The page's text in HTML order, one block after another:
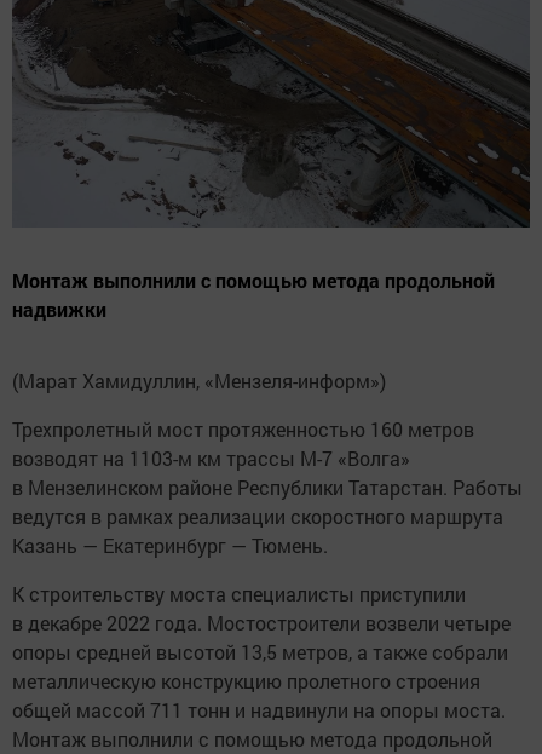
Монтаж выполнили с помощью метода продольной
надвижки
(Марат Хамидуллин, «Мензеля-информ»)
Трехпролетный мост протяженностью 160 метров
возводят на 1103-м км трассы М-7 «Волга»
в Мензелинском районе Республики Татарстан. Работы
ведутся в рамках реализации скоростного маршрута
Казань — Екатеринбург — Тюмень.
К строительству моста специалисты приступили
в декабре 2022 года. Мостостроители возвели четыре
опоры средней высотой 13,5 метров, а также собрали
металлическую конструкцию пролетного строения
общей массой 711 тонн и надвинули на опоры моста.
Монтаж выполнили с помощью метода продольной